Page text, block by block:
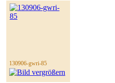
130906-gwri-85